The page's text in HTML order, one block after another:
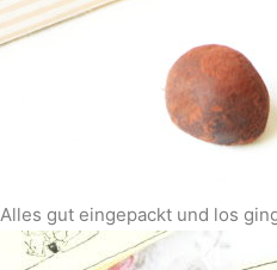
Alles gut eingepackt und los